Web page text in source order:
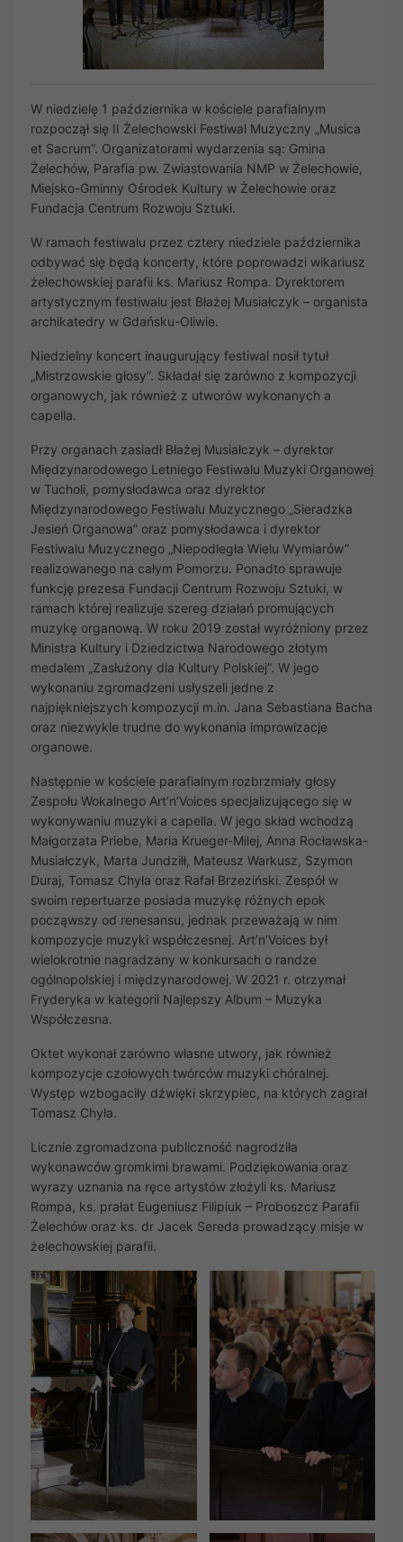
W niedzielę 1 października w kościele parafialnym
rozpoczął się II Żelechowski Festiwal Muzyczny „Musica
et Sacrum”. Organizatorami wydarzenia są: Gmina
Żelechów, Parafia pw. Zwiastowania NMP w Żelechowie,
Miejsko-Gminny Ośrodek Kultury w Żelechowie oraz
Fundacja Centrum Rozwoju Sztuki.
W ramach festiwalu przez cztery niedziele października
odbywać się będą koncerty, które poprowadzi wikariusz
żelechowskiej parafii ks. Mariusz Rompa. Dyrektorem
artystycznym festiwalu jest Błażej Musiałczyk – organista
archikatedry w Gdańsku-Oliwie.
Niedzielny koncert inaugurujący festiwal nosił tytuł
„Mistrzowskie głosy”. Składał się zarówno z kompozycji
organowych, jak również z utworów wykonanych a
capella.
Przy organach zasiadł Błażej Musiałczyk – dyrektor
Międzynarodowego Letniego Festiwalu Muzyki Organowej
w Tucholi, pomysłodawca oraz dyrektor
Międzynarodowego Festiwalu Muzycznego „Sieradzka
Jesień Organowa” oraz pomysłodawca i dyrektor
Festiwalu Muzycznego „Niepodległa Wielu Wymiarów”
realizowanego na całym Pomorzu. Ponadto sprawuje
funkcję prezesa Fundacji Centrum Rozwoju Sztuki, w
ramach której realizuje szereg działań promujących
muzykę organową. W roku 2019 został wyróżniony przez
Ministra Kultury i Dziedzictwa Narodowego złotym
medalem „Zasłużony dla Kultury Polskiej”. W jego
wykonaniu zgromadzeni usłyszeli jedne z
najpiękniejszych kompozycji m.in. Jana Sebastiana Bacha
oraz niezwykle trudne do wykonania improwizacje
organowe.
Następnie w kościele parafialnym rozbrzmiały głosy
Zespołu Wokalnego Art’n’Voices specjalizującego się w
wykonywaniu muzyki a capella. W jego skład wchodzą
Małgorzata Priebe, Maria Krueger-Milej, Anna Rocławska-
Musiałczyk, Marta Jundziłł, Mateusz Warkusz, Szymon
Duraj, Tomasz Chyła oraz Rafał Brzeziński. Zespół w
swoim repertuarze posiada muzykę różnych epok
począwszy od renesansu, jednak przeważają w nim
kompozycje muzyki współczesnej. Art’n’Voices był
wielokrotnie nagradzany w konkursach o randze
ogólnopolskiej i międzynarodowej. W 2021 r. otrzymał
Fryderyka w kategorii Najlepszy Album – Muzyka
Współczesna.
Oktet wykonał zarówno własne utwory, jak również
kompozycje czołowych twórców muzyki chóralnej.
Występ wzbogaciły dźwięki skrzypiec, na których zagrał
Tomasz Chyła.
Licznie zgromadzona publiczność nagrodziła
wykonawców gromkimi brawami. Podziękowania oraz
wyrazy uznania na ręce artystów złożyli ks. Mariusz
Rompa, ks. prałat Eugeniusz Filipiuk – Proboszcz Parafii
Żelechów oraz ks. dr Jacek Sereda prowadzący misje w
żelechowskiej parafii.